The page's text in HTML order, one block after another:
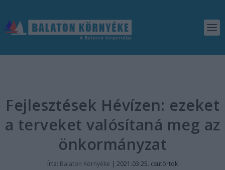
Fejlesztések Hévízen: ezeket
a terveket valósítaná meg az
önkormányzat
Írta: Balaton Környéke | 2021.03.25. csütörtök